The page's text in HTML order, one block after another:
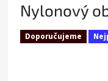
Nylonový
Doporučujeme